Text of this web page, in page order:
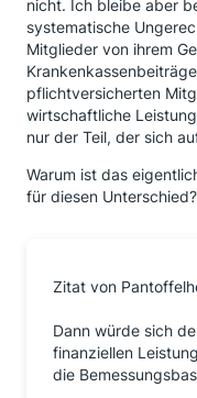
nicht. Ich bleibe aber
systematische
Mitglieder von ihrem
pflichtversicherten
wirtschaftliche
nur der Teil, der sich
Warum ist das
für diesen Unterschied?
Zitat von
Dann würde sich
finanziellen
die